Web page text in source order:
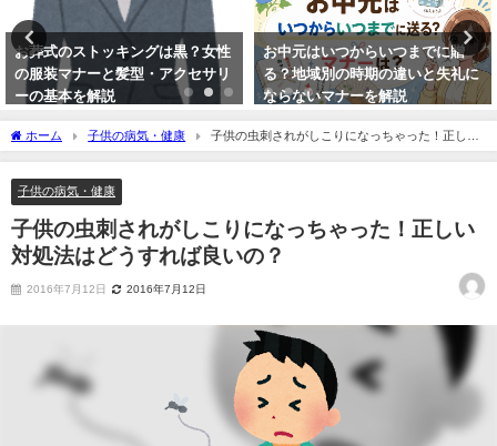
お葬式のストッキングは黒？女性
の服装マナーと髪型・アクセサリ
ーの基本を解説
お中元はいつからいつまでに贈
る？地域別の時期の違いと失礼に
ならないマナーを解説
ホーム 子供の病気・健康
子供の虫刺されがしこりになっちゃった！正しい
対処法はどうすれば良いの？
子供の病気・健康
子供の虫刺されがしこりになっちゃった！正しい
対処法はどうすれば良いの？
2016年7月12日 2016年7月12日